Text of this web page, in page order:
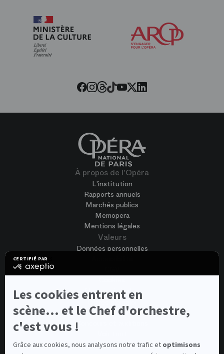
CERTIFIÉ PAR
certifié
En
plus
Axeptio
Les cookies entrent en
scène... et le Chef d'orchestre,
c'est vous !
Grâce aux cookies, nous analysons notre trafic et optimisons
Facebook
Instagram
Threads
Tiktok
Youtube
Twitter
LinkedIn
À propos de l'Opéra
L'institution
Rapports annuels
Marchés publics
Memopera
Mentions légales
Valeurs
Données personnelles
Nous rejoindre
Candidature spontanée
Concours et auditions
Contacts